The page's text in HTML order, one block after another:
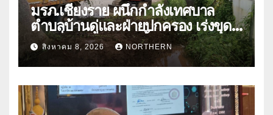
มรภ.เชียงราย ผนึกกำลังเทศบาล
ตำบลบ้านดู่และฝ่ายปกครอง เร่งขุด
ลอกสิ่งกีดขวางทางน้ำ ป้องกันและลด
ปัญหาน้ำท่วม
สิงหาคม 8, 2026 NORTHERN